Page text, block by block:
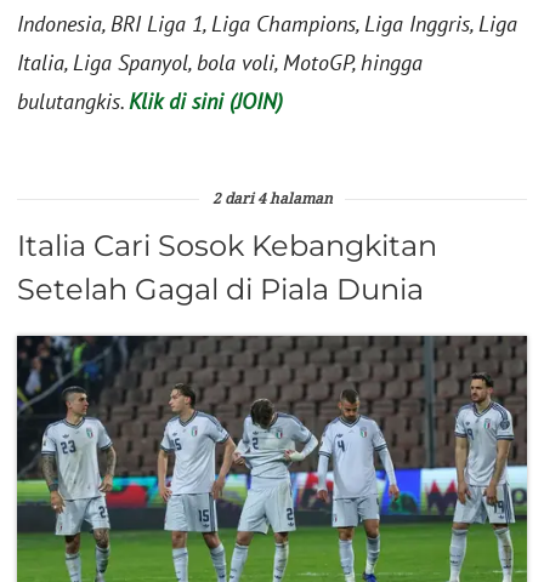
Indonesia, BRI Liga 1, Liga Champions, Liga Inggris, Liga
Italia, Liga Spanyol, bola voli, MotoGP, hingga
bulutangkis.Klik di sini (JOIN)
2 dari 4 halaman
Italia Cari Sosok Kebangkitan
Setelah Gagal di Piala Dunia